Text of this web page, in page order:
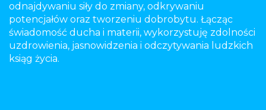
odnajdywaniu siły do zmiany, odkrywaniu
potencjałów oraz tworzeniu dobrobytu. Łącząc
świadomość ducha i materii, wykorzystuję zdolności
uzdrowienia, jasnowidzenia i odczytywania ludzkich
ksiąg życia.